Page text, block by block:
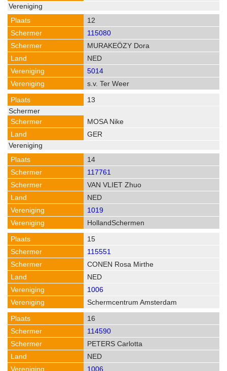
12
115080
MURAKEÖZY Dora
NED
5014
s.v. Ter Weer
13
MOSA Nike
GER
14
117761
VAN VLIET Zhuo
NED
1019
HollandSchermen
15
115551
CONEN Rosa Mirthe
NED
1006
Schermcentrum Amsterdam
16
114590
PETERS Carlotta
NED
1006